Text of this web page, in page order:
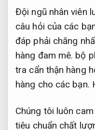
Đội ngũ nhân viên
câu hỏi của các
đáp phải chăng
hàng đam mê. bộ
tra cẩn thận hàng
hàng cho các bạn.
Chúng tôi luôn
tiêu chuẩn chất